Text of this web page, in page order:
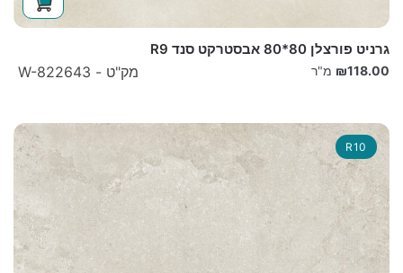
גרניט פורצלן 80*80 אבסטרקט סנד R9
מק"ט - W-822643 ₪118.00 מ"ר
R10